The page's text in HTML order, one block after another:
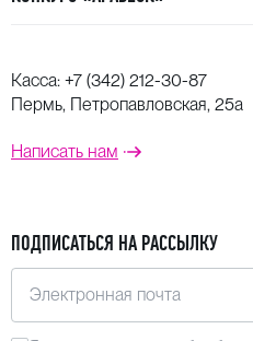
Касса: +7 (342) 212-30-87
Пермь, Петропавловская, 25а
Написать нам
ПОДПИСАТЬСЯ НА РАССЫЛКУ
Электронная почта